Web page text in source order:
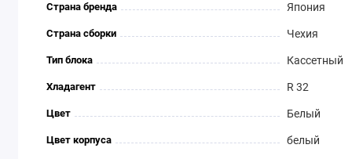
Страна бренда Япония
Страна сборки Чехия
Тип блока Кассетный
Хладагент R 32
Цвет Белый
Цвет корпуса белый